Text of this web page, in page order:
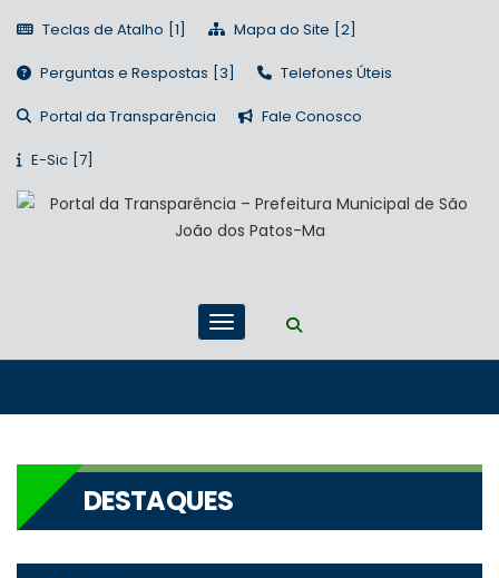
Teclas de Atalho Mapa do Site
Perguntas e Respostas Telefones Úteis
Portal da Transparência Fale Conosco
E-Sic
DESTAQUES